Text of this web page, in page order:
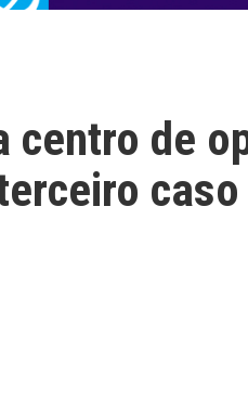
centro de